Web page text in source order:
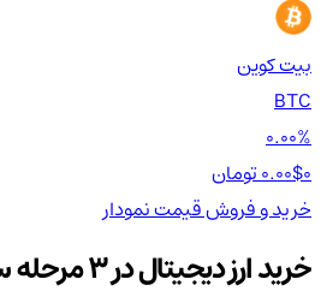
بیت کوین
BTC
0.00%
0.00$
خرید و فروشقیمتنمودار
خرید ارز دیجیتال در 3 مرحله ساده